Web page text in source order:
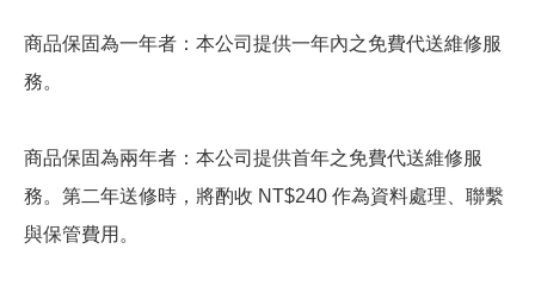
商品保固為一年者：本公司提供一年內之免費代送維修服
務。
商品保固為兩年者：本公司提供首年之免費代送維修服
務。第二年送修時，將酌收 NT$240 作為資料處理、聯繫
與保管費用。